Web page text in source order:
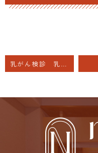
乳がん検診 乳首、荒れ、分泌液